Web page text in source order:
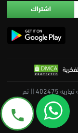
جميع الحقوق محفوظة لشركة مشروعك 2021علامه تجاريه 402475 || تم